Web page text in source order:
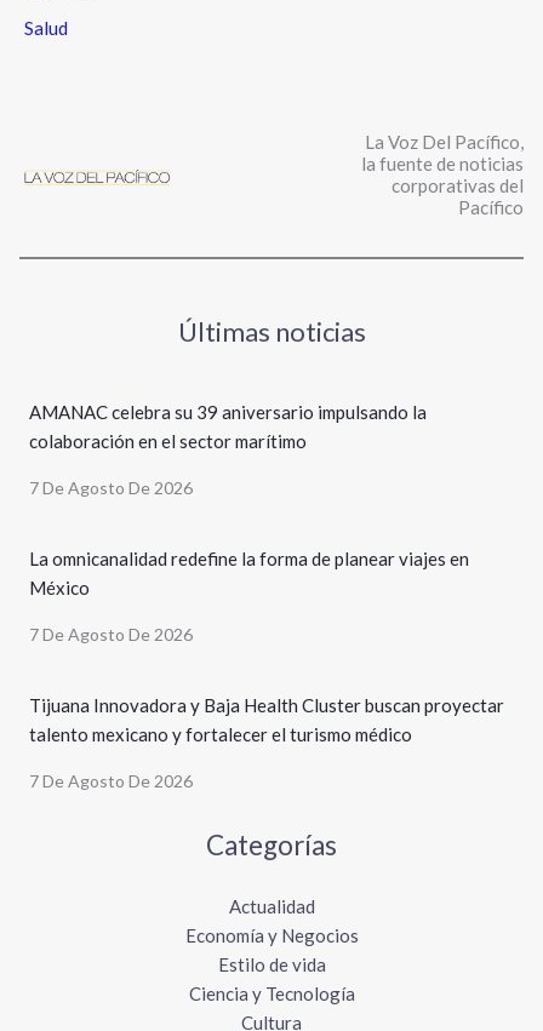
Salud
La Voz Del Pacífico,
la fuente de noticias
corporativas del
Pacífico
Últimas noticias
AMANAC celebra su 39 aniversario impulsando la
colaboración en el sector marítimo
7 De Agosto De 2026
La omnicanalidad redefine la forma de planear viajes en
México
7 De Agosto De 2026
Tijuana Innovadora y Baja Health Cluster buscan proyectar
talento mexicano y fortalecer el turismo médico
7 De Agosto De 2026
Categorías
Actualidad
Economía y Negocios
Estilo de vida
Ciencia y Tecnología
Cultura